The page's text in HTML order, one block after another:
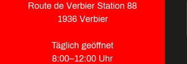
Route de Verbier Station 88
1936 Verbier
Täglich geöffnet
8:00–12:00 Uhr